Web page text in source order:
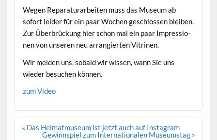
Wegen Reparat­u­rar­beit­en muss das Muse­um ab
sofort lei­der für ein paar Wochen geschlossen bleiben.
Zur Über­brück­ung hier schon mal ein paar Impres­sio­
nen von unseren neu arrang­ierten Vitrinen.
Wir melden uns, sobald wir wis­sen, wann Sie uns
wieder besuchen können.
zum Video
Beitragsnavigation
« Das Heimatmuseum ist jetzt auch auf Instagram
Gewinnspiel zum Internationalen Museumstag »